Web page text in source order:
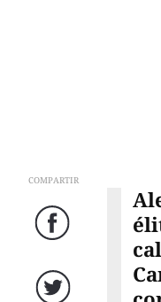
COMPARTIR
Facebook